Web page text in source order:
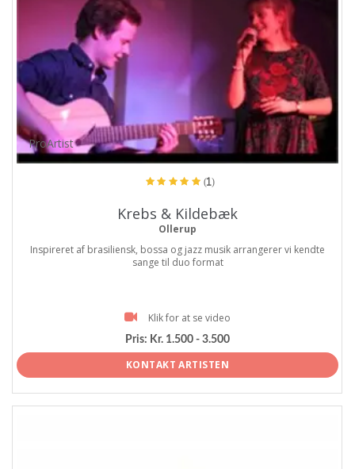
ProArtist
(1)
Krebs & Kildebæk
Ollerup
Inspireret af brasiliensk, bossa og jazz musik arrangerer vi kendte
sange til duo format
Klik for at se video
Pris: Kr. 1.500 - 3.500
KONTAKT ARTISTEN